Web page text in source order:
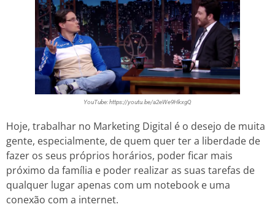
YouTube: https://youtu.be/a2eWe9HkxgQ
Hoje, trabalhar no Marketing Digital é o desejo de muita
gente, especialmente, de quem quer ter a liberdade de
fazer os seus próprios horários, poder ficar mais
próximo da família e poder realizar as suas tarefas de
qualquer lugar apenas com um notebook e uma
conexão com a internet.